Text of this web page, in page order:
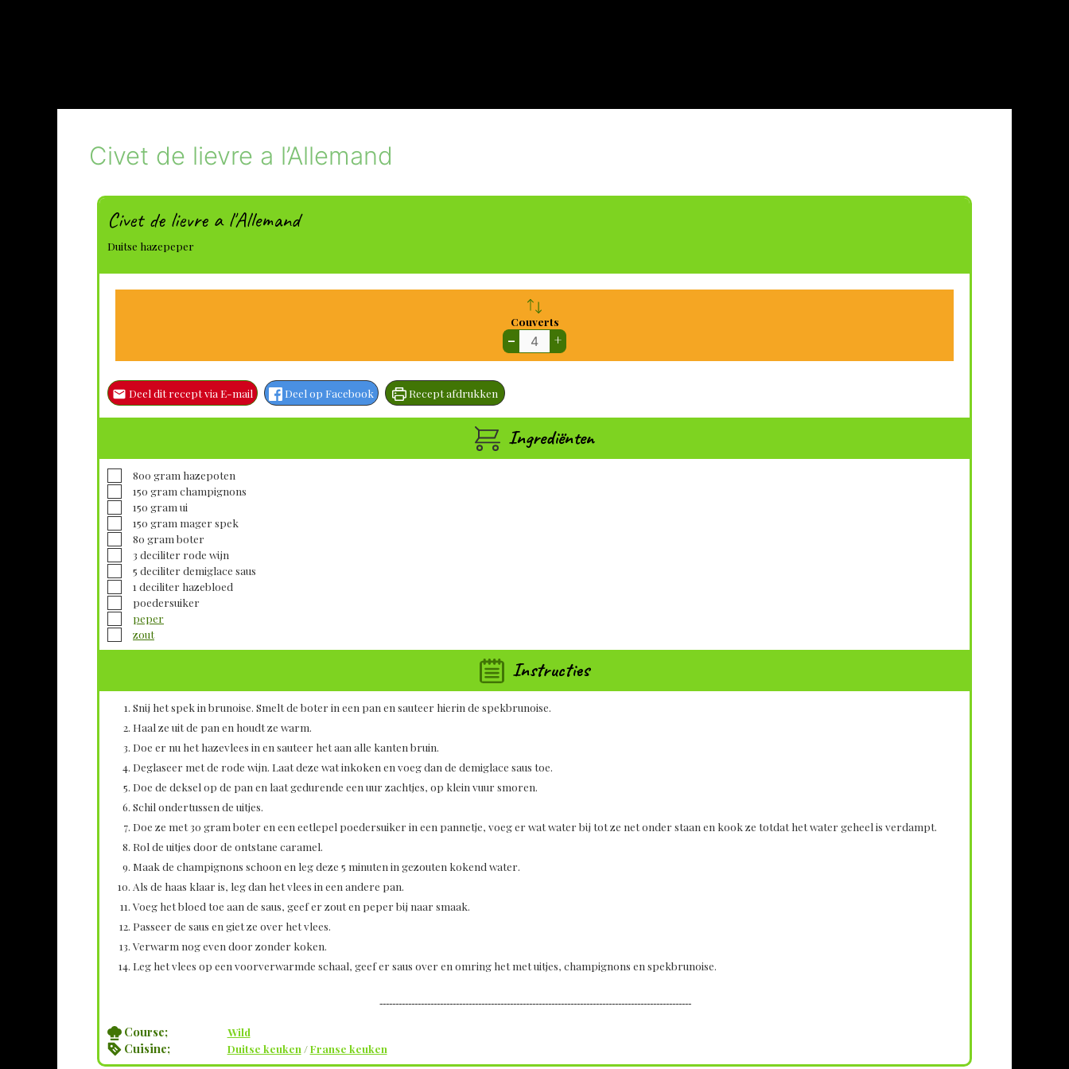
Civet de lievre a l’Allemand
Civet de lievre a l'Allemand
Duitse hazepeper
Couverts
– +
Deel dit recept via E-mail Deel op Facebook Recept afdrukken
Ingrediënten
▢
800 gram hazepoten
▢
150 gram champignons
▢
150 gram ui
▢
150 gram mager spek
▢
80 gram boter
▢
3 deciliter rode wijn
▢
5 deciliter demiglace saus
▢1 deciliter hazebloed
▢
poedersuiker
▢
peper
▢
zout
Instructies
Snij het spek in brunoise. Smelt de boter in een pan en sauteer hierin de spekbrunoise.
Haal ze uit de pan en houdt ze warm.
Doe er nu het hazevlees in en sauteer het aan alle kanten bruin.
Deglaseer met de rode wijn. Laat deze wat inkoken en voeg dan de demiglace saus toe.
Doe de deksel op de pan en laat gedurende een uur zachtjes, op klein vuur smoren.
Schil ondertussen de uitjes.
Doe ze met 30 gram boter en een eetlepel poedersuiker in een pannetje, voeg er wat water bij tot ze net onder staan en kook ze totdat het water geheel is verdampt.
Rol de uitjes door de ontstane caramel.
Maak de champignons schoon en leg deze 5 minuten in gezouten kokend water.
Als de haas klaar is, leg dan het vlees in een andere pan.
Voeg het bloed toe aan de saus, geef er zout en peper bij naar smaak.
Passeer de saus en giet ze over het vlees.
Verwarm nog even door zonder koken.
Leg het vlees op een voorverwarmde schaal, geef er saus over en omring het met uitjes, champignons en spekbrunoise.
--------------------------------------------------------------------------------------------------
Course; Wild
Cuisine; Duitse keuken /Franse keuken